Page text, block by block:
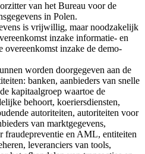
van het Bureau voor de
in Polen.
is vrijwillig, maar noodzakelijk
inzake informatie- en
overeenkomst inzake de demo-
worden doorgegeven aan de
banken, aanbieders van snelle
kapitaalgroep waartoe de
behoort, koeriersdiensten,
autoriteiten, autoriteiten voor
van marktgegevens,
fraudepreventie en AML, entiteiten
leveranciers van tools,